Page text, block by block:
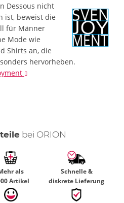
einen Stern ab.
Dessous nicht
ist, beweist die
für Männer
Mode wie
Shirts an, die
hervorheben.
bei ORION
als
Artikel
Schnelle &
diskrete Lieferung